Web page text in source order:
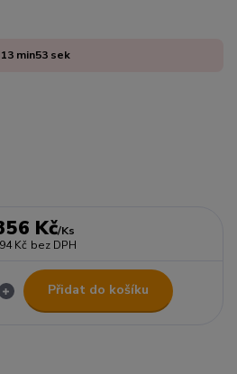
13min53sek
Kč/Ks
Kč bez DPH
Přidat do košíku